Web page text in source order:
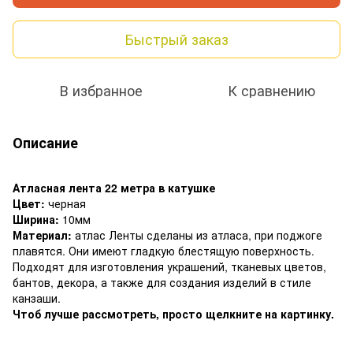
Быстрый заказ
В избранное К сравнению
Описание
Атласная лента 22 метра в катушке
Цвет: черная
Ширина: 10мм
Материал: атлас Ленты сделаны из атласа, при поджоге
плавятся. Они имеют гладкую блестящую поверхность.
Подходят для изготовления украшений, тканевых цветов,
бантов, декора, а также для создания изделий в стиле
канзаши.
Чтоб лучше рассмотреть, просто щелкните на картинку.